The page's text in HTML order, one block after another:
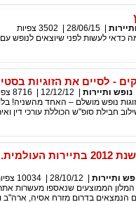
28/06/15
3502 צפיות
ומה כדאי לעשות לפני שיוצאים
- לסיים את הזוגיות
נופש ותיירות 12/12/12
8716
נופש מושלם – האחד מהשניה!
חבילת סופ"ש הכוללת עורכי דין
מגמות עונתיות בשנת 2012
ותיירות 28/10/12
10034
הממוצעים שנאספו מעשרות אתרי